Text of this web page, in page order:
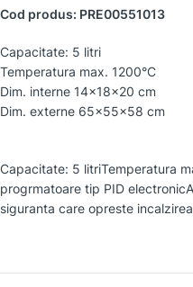
Cod produs: PRE00551013
Capacitate: 5 litri
Temperatura max. 1200°C
Dim. interne 14x18x20 cm
Dim. externe 65x55x58 cm
Capacitate: 5 litriTemperatura
progrmatoare tip PID
siguranta care opreste